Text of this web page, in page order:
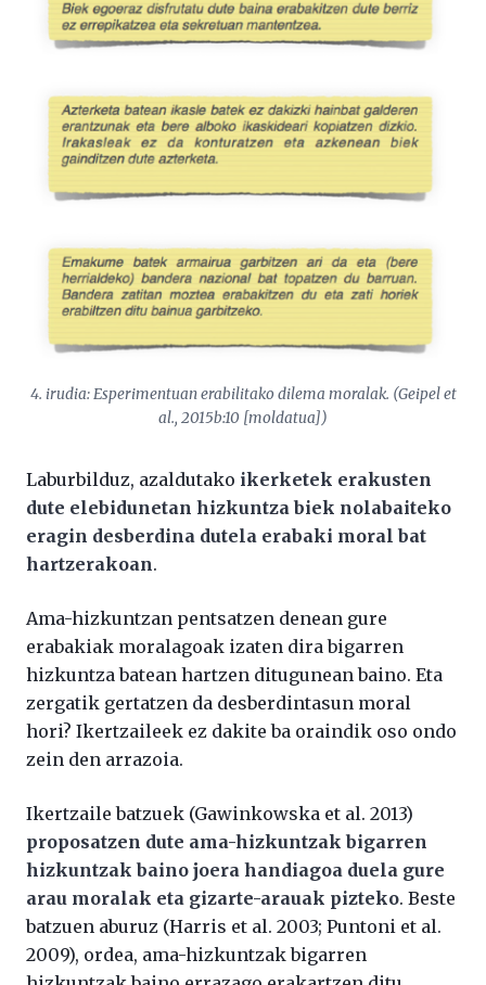
4. irudia: Esperimentuan erabilitako dilema moralak. (Geipel et
al., 2015b:10 [moldatua])
Laburbilduz, azaldutako ikerketek erakusten
dute elebidunetan hizkuntza biek nolabaiteko
eragin desberdina dutela erabaki moral bat
hartzerakoan.
Ama-hizkuntzan pentsatzen denean gure
erabakiak moralagoak izaten dira bigarren
hizkuntza batean hartzen ditugunean baino. Eta
zergatik gertatzen da desberdintasun moral
hori? Ikertzaileek ez dakite ba oraindik oso ondo
zein den arrazoia.
Ikertzaile batzuek (Gawinkowska et al. 2013)
proposatzen dute ama-hizkuntzak bigarren
hizkuntzak baino joera handiagoa duela gure
arau moralak eta gizarte-arauak pizteko. Beste
batzuen aburuz (Harris et al. 2003; Puntoni et al.
2009), ordea, ama-hizkuntzak bigarren